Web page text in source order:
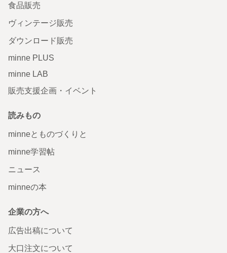
食品販売
ヴィンテージ販売
ダウンロード販売
minne PLUS
minne LAB
販売支援企画・イベント
読みもの
minneとものづくりと
minne学習帖
ニュース
minneの本
企業の方へ
広告出稿について
大口注文について